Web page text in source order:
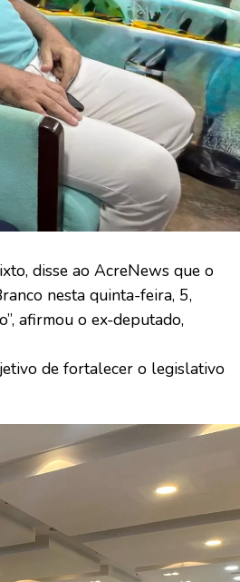
disse ao AcreNews que o
nesta quinta-feira, 5,
afirmou o ex-deputado,
de fortalecer o legislativo